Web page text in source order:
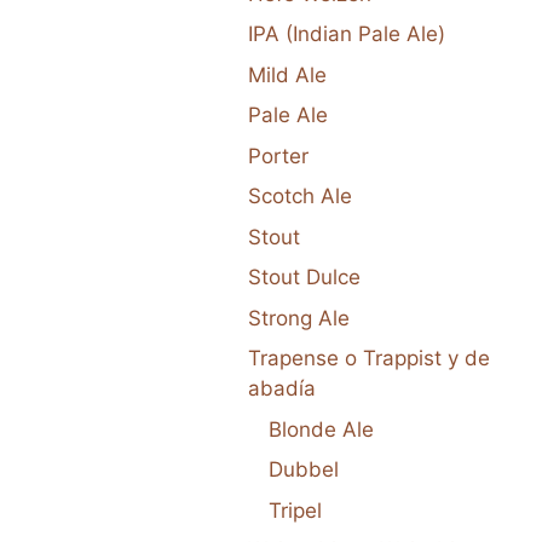
IPA (Indian Pale Ale)
Mild Ale
Pale Ale
Porter
Scotch Ale
Stout
Stout Dulce
Strong Ale
Trapense o Trappist y de
abadía
Blonde Ale
Dubbel
Tripel